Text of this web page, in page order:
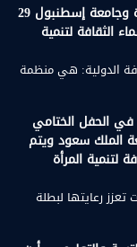
زيارة علمية إلى جامعة مرمرة وجامعة إسطنبول 29
لتنمية
الدولية: هي منظمة
الحفل الختامي
الملك سعود ويتم
المرأة
تعزز رعايتها لبطلة